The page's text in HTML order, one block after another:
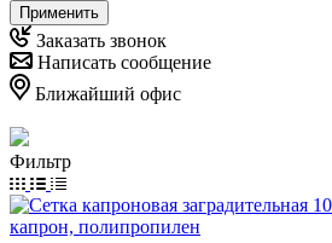
Применить
Заказать звонок
Написать сообщение
Ближайший офис
Фильтр